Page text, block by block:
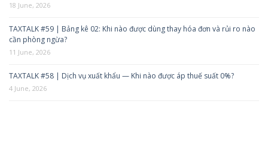
18 June, 2026
TAXTALK #59 | Bảng kê 02: Khi nào được dùng thay hóa đơn và rủi ro nào
cần phòng ngừa?
11 June, 2026
TAXTALK #58 | Dịch vụ xuất khẩu — Khi nào được áp thuế suất 0%?
4 June, 2026